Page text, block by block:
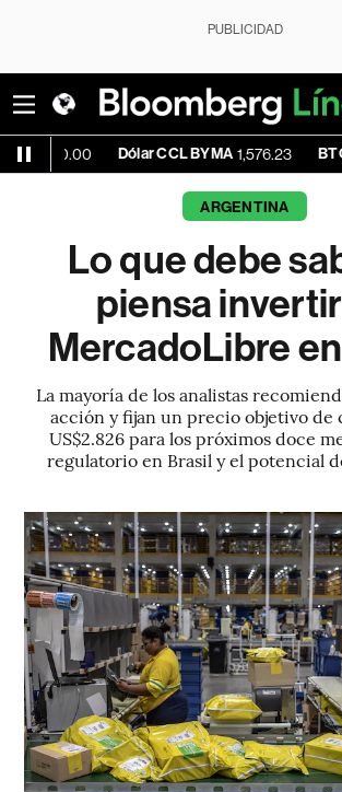
PUBLICIDAD
Dólar CCL BYMA 1,576.23 BTC/USD
ARGENTINA
Lo que debe
piensa
MercadoLibre
La mayoría de los analistas
acción y fijan un precio objetivo de
US$2.826 para los próximos doce
regulatorio en Brasil y el potencial